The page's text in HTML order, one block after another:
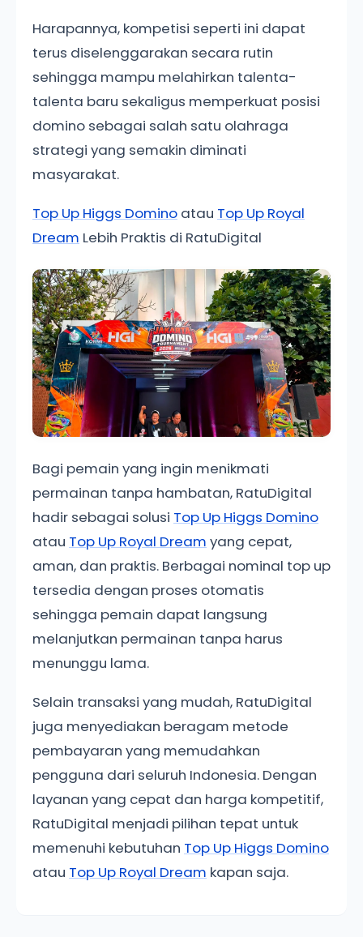
Harapannya, kompetisi seperti ini dapat
terus diselenggarakan secara rutin
sehingga mampu melahirkan talenta-
talenta baru sekaligus memperkuat posisi
domino sebagai salah satu olahraga
strategi yang semakin diminati
masyarakat.
Top Up Higgs Domino atau Top Up Royal
Dream Lebih Praktis di RatuDigital
Bagi pemain yang ingin menikmati
permainan tanpa hambatan, RatuDigital
hadir sebagai solusi Top Up Higgs Domino
atau Top Up Royal Dream yang cepat,
aman, dan praktis. Berbagai nominal top up
tersedia dengan proses otomatis
sehingga pemain dapat langsung
melanjutkan permainan tanpa harus
menunggu lama.
Selain transaksi yang mudah, RatuDigital
juga menyediakan beragam metode
pembayaran yang memudahkan
pengguna dari seluruh Indonesia. Dengan
layanan yang cepat dan harga kompetitif,
RatuDigital menjadi pilihan tepat untuk
memenuhi kebutuhan Top Up Higgs Domino
atau Top Up Royal Dream kapan saja.